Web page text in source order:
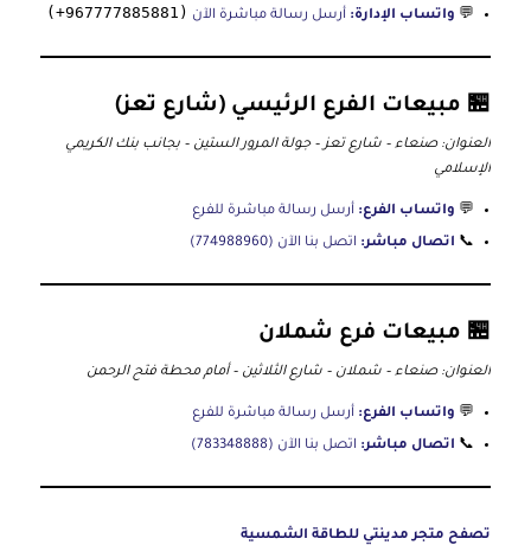
💬 واتساب الإدارة: أرسل رسالة مباشرة الآن (967777885881+)
🏪 مبيعات الفرع الرئيسي (شارع تعز)
العنوان: صنعاء – شارع تعز – جولة المرور الستين – بجانب بنك الكريمي
الإسلامي
💬 واتساب الفرع: أرسل رسالة مباشرة للفرع
📞 اتصال مباشر: اتصل بنا الآن (774988960)
🏪 مبيعات فرع شملان
العنوان: صنعاء – شملان – شارع الثلاثين – أمام محطة فتح الرحمن
💬 واتساب الفرع: أرسل رسالة مباشرة للفرع
📞 اتصال مباشر: اتصل بنا الآن (783348888)
تصفح متجر مدينتي للطاقة الشمسية